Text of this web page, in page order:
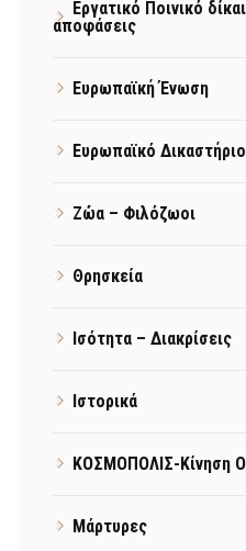
Εργατικό Ποινικό
αποφάσεις
Ευρωπαϊκή Ένωση
Ευρωπαϊκό Δικαστήριο
Ζώα – Φιλόζωοι
Θρησκεία
Ισότητα – Διακρίσεις
Ιστορικά
ΚΟΣΜΟΠΟΛΙΣ-Κίνηση
Μάρτυρες